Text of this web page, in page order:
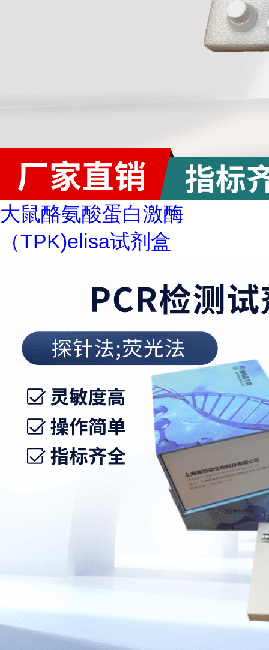
大鼠酪氨酸蛋白激酶
（TPK)elisa试剂盒